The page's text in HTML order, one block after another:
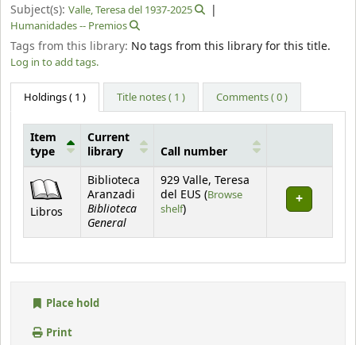
Subject(s): Valle, Teresa del 1937-2025
Humanidades -- Premios
Tags from this library: No tags from this library for this title.
Log in to add tags.
Holdings( 1 ) Title notes ( 1 ) Comments ( 0 )
Item
type
Current
library
Call number
Libros
Biblioteca
Aranzadi
Biblioteca
General
929 Valle, Teresa
del EUS (Browse
shelf(Opens below)
)
Place hold
Print